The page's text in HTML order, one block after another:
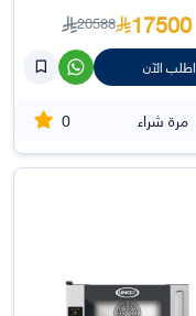
17500
20588
اطلب الآن
مرة شراء 0